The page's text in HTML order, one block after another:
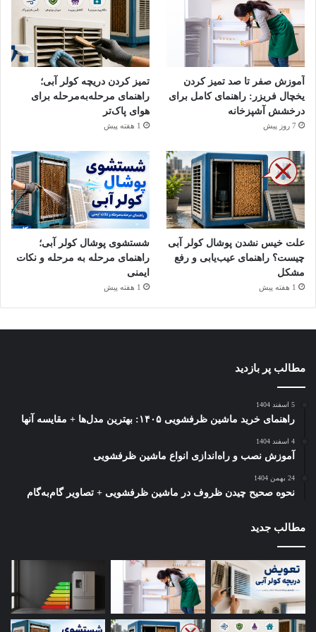
۲. شست‌وشو و جرم‌گیری
خیساندن:
نحوه تمیز کردن فیلتر ظرفشویی ساده است. ابتدا
فیلتر را در یک ظرف حاوی آب گرم و چند قطره مایع
ظرفشویی (دارای چربی‌زدا) قرار دهید تا جرم‌ها نرم شوند.
نظافت محفظه فیلتر:
نماند.
ظرفشویی، آن را به مدت ۳۰ دقیقه در محلول آب گرم و سرکه
کاملا از بین بروند.
چربی روی آن باقی نماند.
آموزش صفر تا صد تمیز کردن
یخچال فریزر: راهنمای کامل برای
درخشش آشپزخانه
7 روز پیش
تمیز کردن دریچه کولر آبی؛
راهنمای مرحله‌به‌مرحله برای
هوای پاک‌تر
1 هفته پیش
علت خیس نشدن پوشال کولر آبی
چیست؟ راهنمای عیب‌یابی و رفع
مشکل
1 هفته پیش
شستشوی پوشال کولر آبی؛
راهنمای مرحله به مرحله و نکات
ایمنی
1 هفته پیش
مطالب پر بازدید
5 اسفند 1404
راهنمای خرید ماشین ظرفشویی ۱۴۰۵: بهترین مدل‌ها + مقایسه آنها
4 اسفند 1404
آموزش نصب و راه‌اندازی انواع ماشین ظرفشویی
24 بهمن 1404
نحوه صحیح چیدن ظروف در ماشین ظرفشویی + تصاویر گام‌به‌گام
مطالب جدید